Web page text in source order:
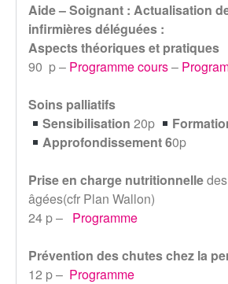
Aide – Soignant : Actualisation
infirmières déléguées :
Aspects théoriques et pratiques
90 p – Programme cours–
Soins palliatifs
Sensibilisation20p
Approfondissement 60p
Prise en charge nutritionnelle
âgées(cfr Plan Wallon)
24 p – Programme
Prévention des chutes chez la
12 p – Programme